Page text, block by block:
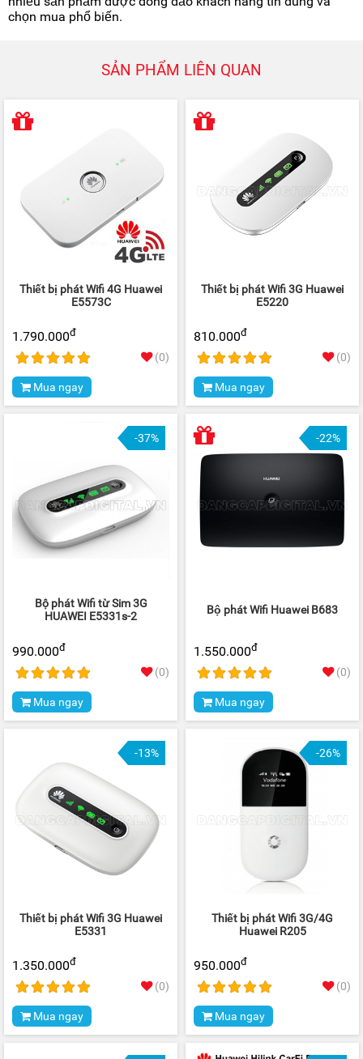
chọn mua phổ biến.
SẢN PHẨM LIÊN QUAN
Thiết bị phát Wifi 4G Huawei
E5573C
1.790.000đ
(0)
Mua ngay
Thiết bị phát Wifi 3G Huawei
E5220
810.000đ
(0)
Mua ngay
-37%
Bộ phát Wifi từ Sim 3G
HUAWEI E5331s-2
990.000đ
(0)
Mua ngay
-22%
Bộ phát Wifi Huawei B683
1.550.000đ
(0)
Mua ngay
-13%
Thiết bị phát Wifi 3G Huawei
E5331
1.350.000đ
(0)
Mua ngay
-26%
Thiết bị phát Wifi 3G/4G
Huawei R205
950.000đ
(0)
Mua ngay